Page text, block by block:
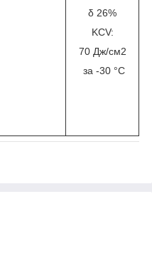
δ 26%
KCV:
70 Дж/см2
за -30 °C